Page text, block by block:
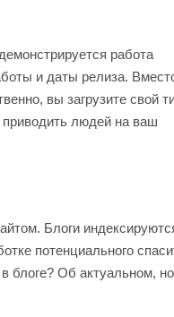
работа
и даты релиза.
вы загрузите свой
приводить людей на ваш
Блоги
потенциального
блоге? Об актуальном,